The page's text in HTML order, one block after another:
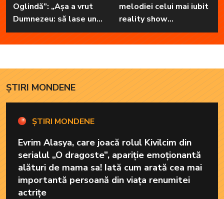
Oglindă”: „Așa a vrut
Dumnezeu: să lase unul
în familie cu har, harul
de a cânta, să poată să
lipsește”
melodiei celui mai iubit
reality show
matrimonial
ȘTIRI MONDENE
ȘTIRI MONDENE
Evrim Alasya, care joacă rolul Kivilcim din
serialul „O dragoste”, apariție emoționantă
alături de mama sa! Iată cum arată cea mai
importantă persoană din viața renumitei
actrițe